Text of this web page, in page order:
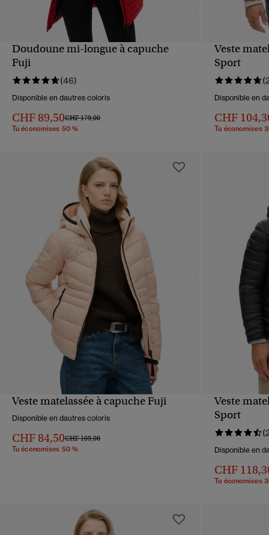
APERÇU RAPIDE
Doudoune mi-longue à capuche
Fuji
(46)
Disponible en dautres coloris
CHF 89,50Prix réduit de
CHF 179,00à
Tu économises 50 %
Veste
Sport
Disponible en
CHF
Tu économises
APERÇU RAPIDE
Veste matelassée à capuche Fuji
Disponible en dautres coloris
CHF 84,50Prix réduit de
CHF 169,00à
Tu économises 50 %
Veste
Sport
Disponible en
CHF
Tu économises